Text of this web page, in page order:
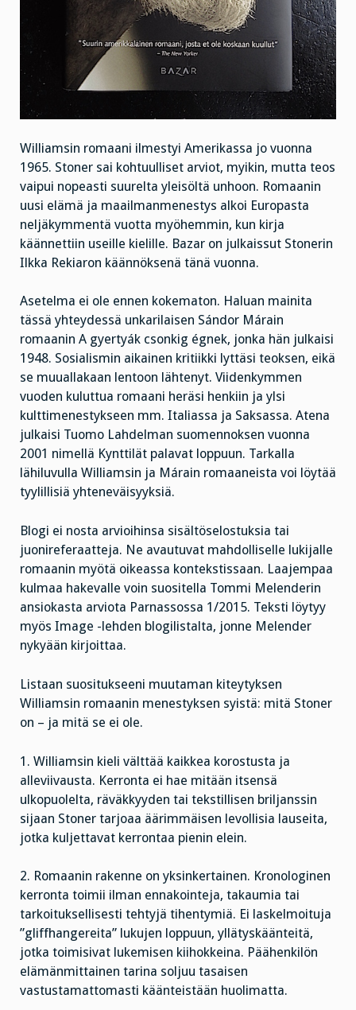
Williamsin romaani ilmestyi Amerikassa jo vuonna
1965. Stoner sai kohtuulliset arviot, myikin, mutta teos
vaipui nopeasti suurelta yleisöltä unhoon. Romaanin
uusi elämä ja maailmanmenestys alkoi Europasta
neljäkymmentä vuotta myöhemmin, kun kirja
käännettiin useille kielille. Bazar on julkaissut Stonerin
Ilkka Rekiaron käännöksenä tänä vuonna.
Asetelma ei ole ennen kokematon. Haluan mainita
tässä yhteydessä unkarilaisen Sándor Márain
romaanin A gyertyák csonkig égnek, jonka hän julkaisi
1948. Sosialismin aikainen kritiikki lyttäsi teoksen, eikä
se muuallakaan lentoon lähtenyt. Viidenkymmen
vuoden kuluttua romaani heräsi henkiin ja ylsi
kulttimenestykseen mm. Italiassa ja Saksassa. Atena
julkaisi Tuomo Lahdelman suomennoksen vuonna
2001 nimellä Kynttilät palavat loppuun. Tarkalla
lähiluvulla Williamsin ja Márain romaaneista voi löytää
tyylillisiä yhteneväisyyksiä.
Blogi ei nosta arvioihinsa sisältöselostuksia tai
juonireferaatteja. Ne avautuvat mahdolliselle lukijalle
romaanin myötä oikeassa kontekstissaan. Laajempaa
kulmaa hakevalle voin suositella Tommi Melenderin
ansiokasta arviota Parnassossa 1/2015. Teksti löytyy
myös Image -lehden blogilistalta, jonne Melender
nykyään kirjoittaa.
Listaan suositukseeni muutaman kiteytyksen
Williamsin romaanin menestyksen syistä: mitä Stoner
on – ja mitä se ei ole.
1. Williamsin kieli välttää kaikkea korostusta ja
alleviivausta. Kerronta ei hae mitään itsensä
ulkopuolelta, räväkkyyden tai tekstillisen briljanssin
sijaan Stoner tarjoaa äärimmäisen levollisia lauseita,
jotka kuljettavat kerrontaa pienin elein.
2. Romaanin rakenne on yksinkertainen. Kronologinen
kerronta toimii ilman ennakointeja, takaumia tai
tarkoituksellisesti tehtyjä tihentymiä. Ei laskelmoituja
”gliffhangereita” lukujen loppuun, yllätyskäänteitä,
jotka toimisivat lukemisen kiihokkeina. Päähenkilön
elämänmittainen tarina soljuu tasaisen
vastustamattomasti käänteistään huolimatta.